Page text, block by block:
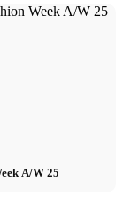
A/W 25